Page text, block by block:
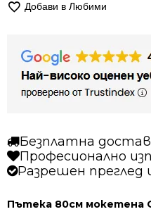
80см
2424
бежова
Добави в Любими
Безплатна
Професионално
Разрешен
Пътека 80см мокетена